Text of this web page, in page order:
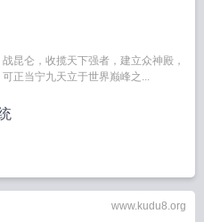
昆仑，收揽天下强者，建立众神殿，
正当宁九天立于世界巅峰之...
www.kudu8.org